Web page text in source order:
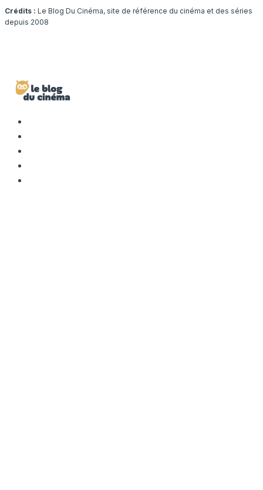
Crédits : Le Blog Du Cinéma, site de référence du cinéma et des séries
depuis 2008